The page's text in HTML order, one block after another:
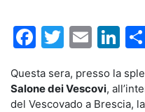
Facebook
Twitter
Questa sera, presso la
Salone dei Vescovi,
del Vescovado a Brescia, la